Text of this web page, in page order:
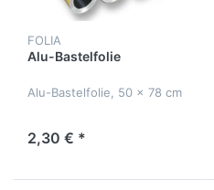
FOLIA
Alu-Bastelfolie
Alu-Bastelfolie, 50 x 78 cm
2,30 € *